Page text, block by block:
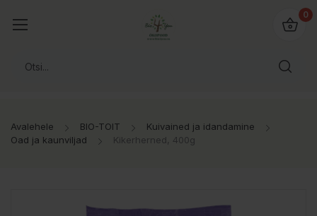
0
Avalehele BIO-TOIT
Kuivained ja idandamine
Oad ja kaunviljad
Kikerherned, 400g